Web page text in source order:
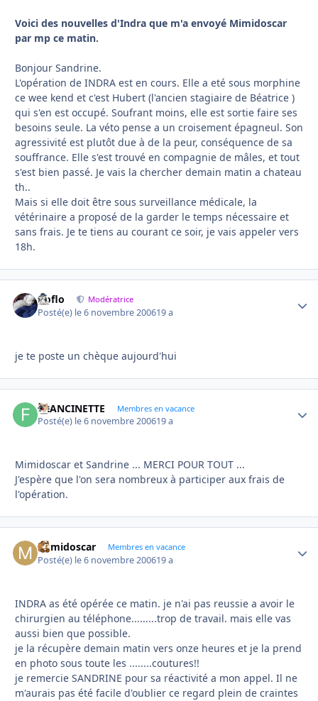
Voici des nouvelles d'Indra que m'a envoyé Mimidoscar
par mp ce matin.
Bonjour Sandrine.
L'opération de INDRA est en cours. Elle a eté sous morphine
ce wee kend et c'est Hubert (l'ancien stagiaire de Béatrice )
qui s'en est occupé. Soufrant moins, elle est sortie faire ses
besoins seule. La véto pense a un croisement épagneul. Son
agressivité est plutôt due à de la peur, conséquence de sa
souffrance. Elle s'est trouvé en compagnie de mâles, et tout
s'est bien passé. Je vais la chercher demain matin a chateau
th..
Mais si elle doit être sous surveillance médicale, la
vétérinaire a proposé de la garder le temps nécessaire et
sans frais. Je te tiens au courant ce soir, je vais appeler vers
18h.
floflo Modératrice
Posté(e) le 6 novembre 200619 a
je te poste un chèque aujourd'hui
FRANCINETTE Membres en vacance
Posté(e) le 6 novembre 200619 a
Mimidoscar et Sandrine ... MERCI POUR TOUT ...
J'espère que l'on sera nombreux à participer aux frais de
l'opération.
mimidoscar Membres en vacance
Posté(e) le 6 novembre 200619 a
INDRA as été opérée ce matin. je n'ai pas reussie a avoir le
chirurgien au téléphone.........trop de travail. mais elle vas
aussi bien que possible.
je la récupère demain matin vers onze heures et je la prend
en photo sous toute les ........coutures!!
je remercie SANDRINE pour sa réactivité a mon appel. Il ne
m'aurais pas été facile d'oublier ce regard plein de craintes